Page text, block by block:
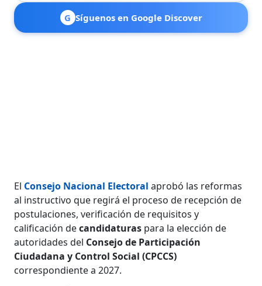
G Síguenos en Google Discover
El Consejo Nacional Electoral aprobó las reformas
al instructivo que regirá el proceso de recepción de
postulaciones, verificación de requisitos y
calificación decandidaturas para la elección de
autoridades del Consejo de Participación
Ciudadana y Control Social (CPCCS)
correspondiente a 2027.